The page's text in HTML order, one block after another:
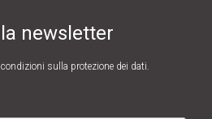
newsletter
condizioni sulla protezione dei dati.